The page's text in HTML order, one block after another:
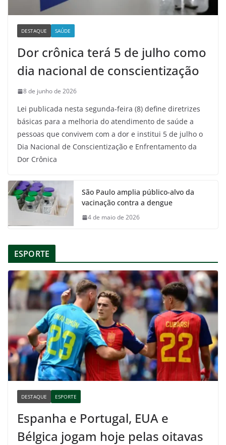
DESTAQUE SAÚDE
Dor crônica terá 5 de julho como
dia nacional de conscientização
8 de junho de 2026
Lei publicada nesta segunda-feira (8) define diretrizes
básicas para a melhoria do atendimento de saúde a
pessoas que convivem com a dor e institui 5 de julho o
Dia Nacional de Conscientização e Enfrentamento da
Dor Crônica
São Paulo amplia público-alvo da
vacinação contra a dengue
4 de maio de 2026
ESPORTE
DESTAQUE ESPORTE
Espanha e Portugal, EUA e
Bélgica jogam hoje pelas oitavas